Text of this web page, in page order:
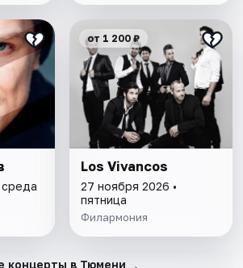
среда
от 1 200 ₽
Los Vivancos
27 ноября 2026 •
пятница
Филармония
концерты в Тюмени